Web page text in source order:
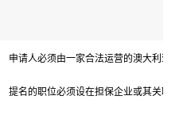
申请人必须由一家合法运营的澳大利亚
提名的职位必须设在担保企业或其关联